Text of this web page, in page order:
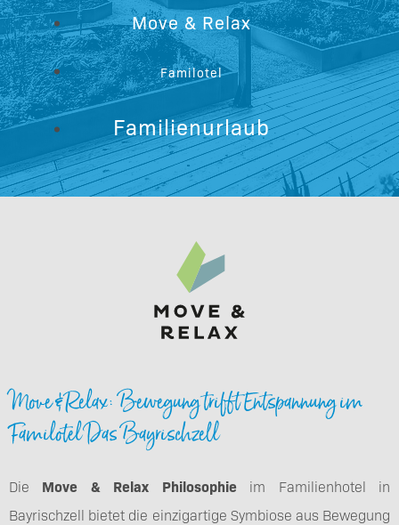
Move & Relax
Familotel
Familienurlaub
Move & Relax: Bewegung trifft Entspannung im
Familotel Das Bayrischzell
Die Move & Relax Philosophie im Familienhotel in
Bayrischzell bietet die einzigartige Symbiose aus Bewegung